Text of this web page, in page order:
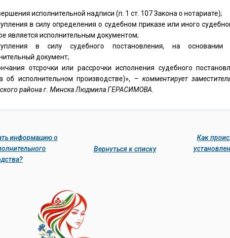
исполнительной надписи (п. 1 ст. 107 Закона о нотариате);
в силу определения о судебном приказе или иного
является исполнительным документом;
в силу судебного постановления, на основании
документ;
отсрочки или рассрочки исполнения судебного
об исполнительном производстве)», – комментирует
района г. Минска Людмила ГЕРАСИМОВА.
информацию о
Вернуться к списку
Как